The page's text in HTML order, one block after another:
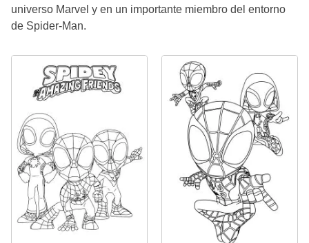
universo Marvel y en un importante miembro del entorno
de Spider-Man.